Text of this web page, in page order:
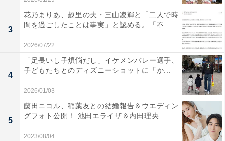
3
花乃まりあ、趣里の夫・三山凌輝と「二人で時
間を過ごしたことは事実」と認める。「不...
2026/07/22
4
「足長いし子煩悩だし」イケメンバレー選手、
子どもたちとのディズニーショットに「か...
2026/01/03
5
藤田ニコル、稲葉友との結婚報告＆ウエディン
グフォト公開！ 池田エライザ＆内田理央...
2023/08/04